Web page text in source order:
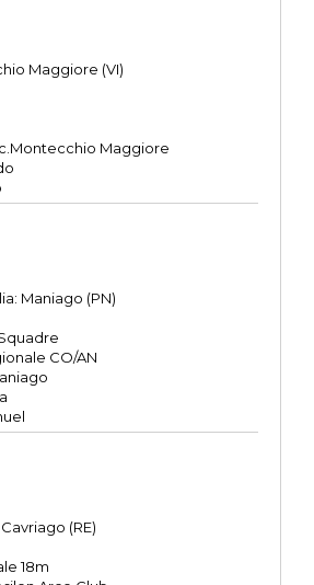
Maggiore (VI)
Maggiore
Maniago (PN)
CO/AN
(RE)
18m